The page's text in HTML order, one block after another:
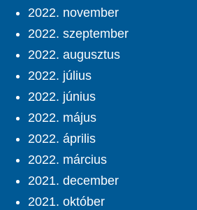
2022. november
2022. szeptember
2022. augusztus
2022. július
2022. június
2022. május
2022. április
2022. március
2021. december
2021. október